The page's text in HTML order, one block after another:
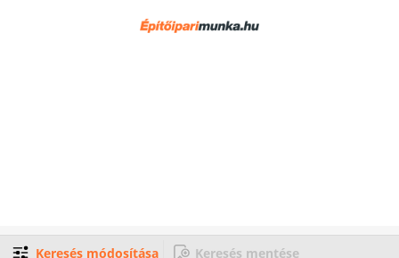
Keresés módosítása Keresés mentése